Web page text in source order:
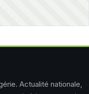
Actualité nationale,